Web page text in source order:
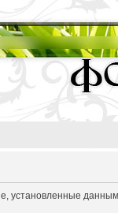
установленные